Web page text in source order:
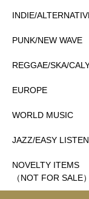
INDIE/
PUNK/NEW WAVE
REGGAE/SKA/
EUROPE
WORLD MUSIC
JAZZ/EASY
NOVELTY ITEMS
（NOT FOR SALE）